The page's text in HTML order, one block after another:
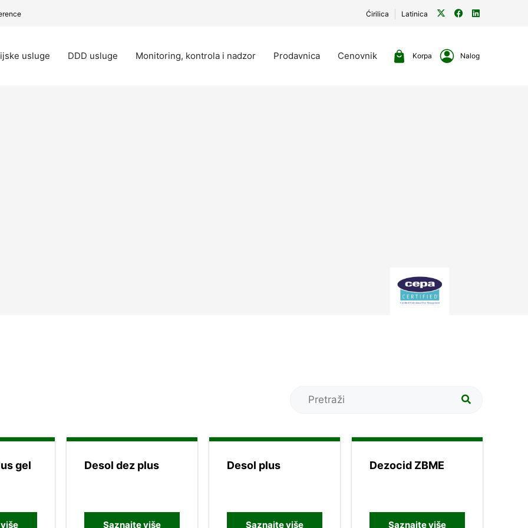
Ćirilica Latinica
usluge DDD usluge Monitoring, kontrola i nadzor Prodavnica Cenovnik Korpa Nalog
gel Desol dez plus
Saznajte više
Desol plus
Saznajte više
Dezocid ZBME
Saznajte više